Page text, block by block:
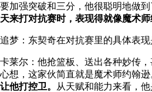
要加强突破和三分，他很聪明地做到
天来打对抗赛时，表现得就像魔术师
追梦：东契奇在对抗赛里的具体表现
卡莱尔：他抢篮板、送出各种妙传
心想，这家伙简直就是魔术师约翰逊
让他打控卫。
从天赋和能力来看，